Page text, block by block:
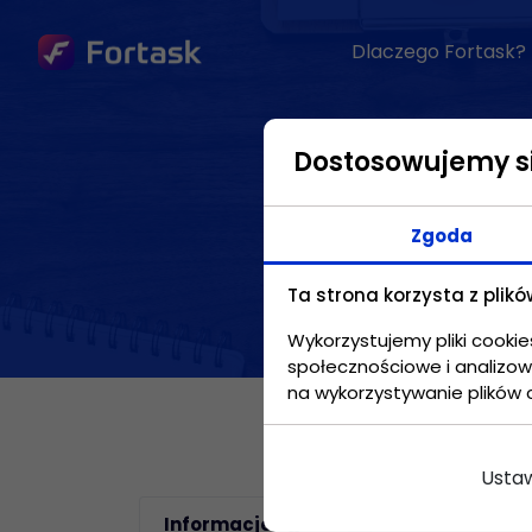
Dlaczego Fortask?
Standaryzacja
Przenieś procesy
firmowe i wprowadź
standard ich
Automatyzacja
Informacje ogólne
Dostosowujemy
Zgoda
Ta strona korzysta z
Wykorzystujemy pliki
społecznościowe i
na wykorzystywanie plików